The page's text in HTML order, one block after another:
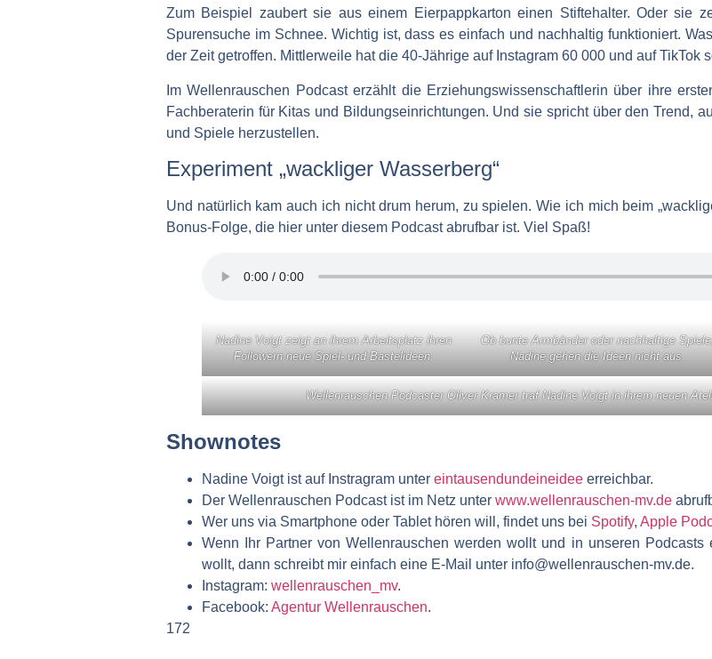
Zum Beispiel zaubert sie aus einem Eierpappkarton einen Stiftehalter. Oder sie
Spurensuche im Schnee. Wichtig ist, dass es einfach und nachhaltig funktioniert.
der Zeit getroffen. Mittlerweile hat die 40-Jährige auf Instagram 60 000 und auf TikTok
Im Wellenrauschen Podcast erzählt die Erziehungswissenschaftlerin über ihre
Fachberaterin für Kitas und Bildungseinrichtungen. Und sie spricht über den Trend,
und Spiele herzustellen.
Experiment „wackliger Wasserberg“
Und natürlich kam auch ich nicht drum herum, zu spielen. Wie ich mich beim
Bonus-Folge, die hier unter diesem Podcast abrufbar ist. Viel Spaß!
Nadine Voigt zeigt an ihrem Arbeitsplatz ihren
Followern neue Spiel- und Bastelideen.
Ob bunte Armbänder oder nachhaltige
Nadine gehen die Ideen nicht aus.
Wellenrauschen Podcaster Oliver Kramer traf Nadine Voigt in ihrem neuen
Shownotes
Nadine Voigt ist auf Instragram unter eintausendundeineidee erreichbar.
Der Wellenrauschen Podcast ist im Netz unter www.wellenrauschen-mv.de
Wer uns via Smartphone oder Tablet hören will, findet uns bei Spotify, Apple
Wenn Ihr Partner von Wellenrauschen werden wollt und in unseren
wollt, dann schreibt mir einfach eine E-Mail unter info@wellenrauschen-mv.de.
Instagram: wellenrauschen_mv.
Facebook: Agentur Wellenrauschen.
172